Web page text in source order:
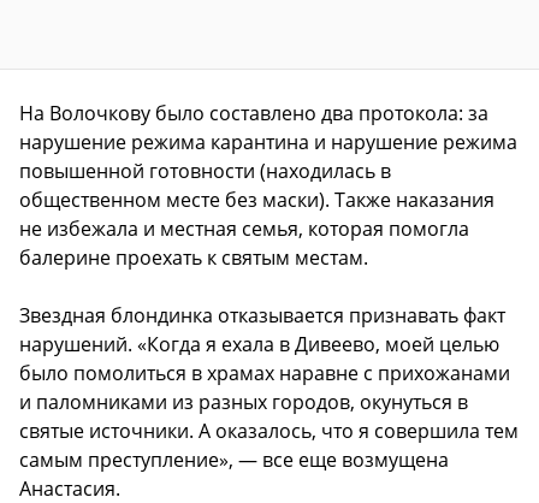
На Волочкову было составлено два протокола: за
нарушение режима карантина и нарушение режима
повышенной готовности (находилась в
общественном месте без маски). Также наказания
не избежала и местная семья, которая помогла
балерине проехать к святым местам.
Звездная блондинка отказывается признавать факт
нарушений. «Когда я ехала в Дивеево, моей целью
было помолиться в храмах наравне с прихожанами
и паломниками из разных городов, окунуться в
святые источники. А оказалось, что я совершила тем
самым преступление», — все еще возмущена
Анастасия.